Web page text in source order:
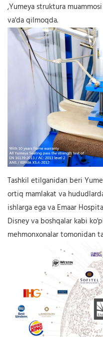
,Yumeya struktura
va'da qilmoqda.
Tashkil etilganidan beri
ortiq mamlakat va
ishlarga ega va Emaar
Disney va boshqalar kabi
mehmonxonalar tomonidan